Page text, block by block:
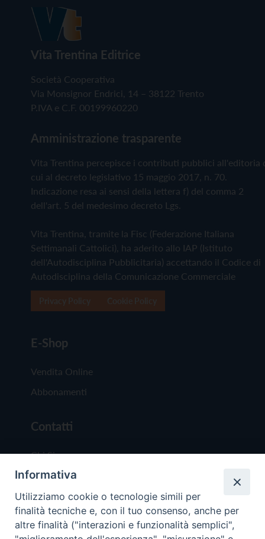
Vita Trentina Editrice
Società Cooperativa
Via Monsignor Endrici, 14 – 38122 Trento
P.IVA e C.F. 00199960220
Amministrazione trasparente
Vita Trentina percepisce i contributi pubblici all'editoria
cui al decreto legislativo 15 maggio 2017, n. 70.
Indicazione resa ai sensi della lettera f) del comma 2
dell'art. 5 del medesimo decreto Lgs.
Vita Trentina, tramite la Fisc (Federazione Italiana
Settimanali Cattolici), ha aderito allo IAP (Istituto
dell'Autodisciplina Pubblicitaria) accettando il Codice di
Autodisciplina della Comunicazione Commerciale
E-Shop
Vendita Online
Abbonamenti
Contatti
Chi Siamo
Redazione
Scrivici
Informativa
Utilizziamo cookie o tecnologie simili per
finalità tecniche e, con il tuo consenso, anche per
altre finalità ("interazioni e funzionalità semplici",